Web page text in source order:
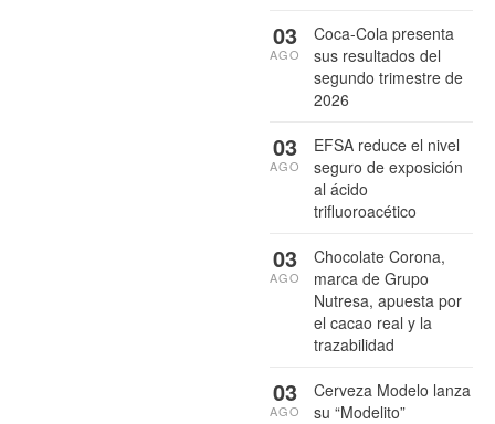
Coca-Cola presenta
sus resultados del
segundo trimestre de
2026
03
AGO
EFSA reduce el nivel
seguro de exposición
al ácido
trifluoroacético
03
AGO
Chocolate Corona,
marca de Grupo
Nutresa, apuesta por
el cacao real y la
trazabilidad
03
AGO
Cerveza Modelo lanza
su “Modelito”
03
AGO